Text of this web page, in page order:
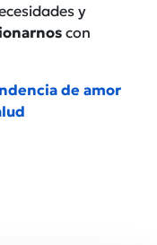
y
con
de amor